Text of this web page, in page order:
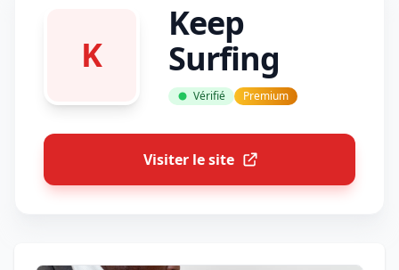
K
Keep
Surfing
Vérifié Premium
Visiter le site